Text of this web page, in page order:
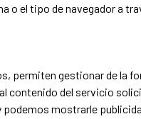
o el tipo de navegador a
permiten gestionar de la
contenido del servicio
mostrarle